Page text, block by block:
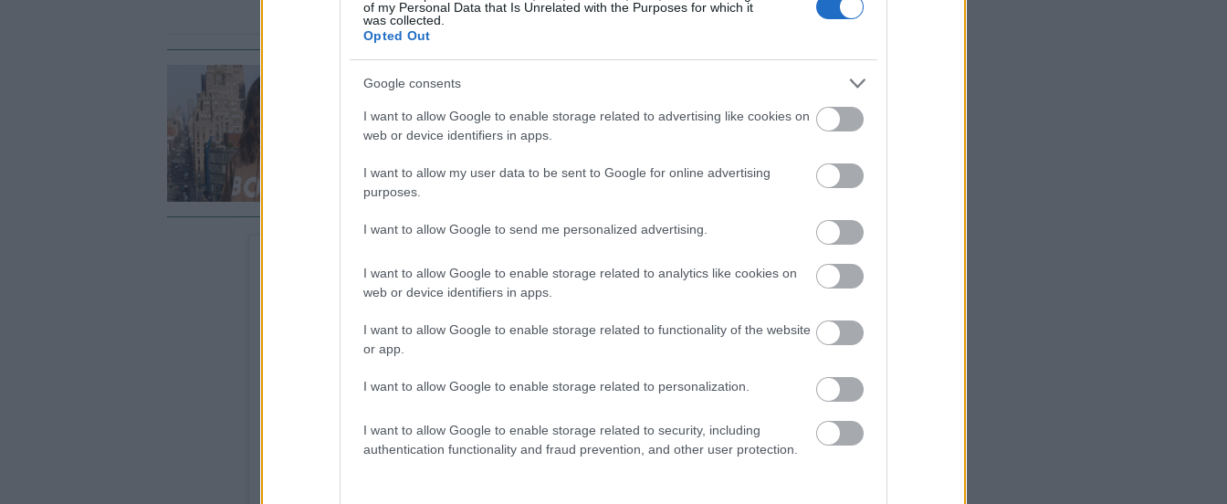
of my Personal Data that Is Unrelated with the Purposes for which it
was collected.
Opted Out
Google consents
I want to allow Google to enable storage related to advertising like cookies on
web or device identifiers in apps.
I want to allow my user data to be sent to Google for online advertising
purposes.
I want to allow Google to send me personalized advertising.
I want to allow Google to enable storage related to analytics like cookies on
web or device identifiers in apps.
I want to allow Google to enable storage related to functionality of the website
or app.
I want to allow Google to enable storage related to personalization.
I want to allow Google to enable storage related to security, including
authentication functionality and fraud prevention, and other user protection.
STYLING TIPS
Ταξιδεύεις με αεροπλάνο; Πες «όχι» σε αυτά τα 3
items